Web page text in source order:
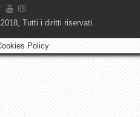
Tutti i diritti riservati.
Policy